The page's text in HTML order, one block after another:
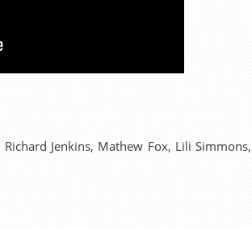
Jenkins, Mathew Fox, Lili Simmons,